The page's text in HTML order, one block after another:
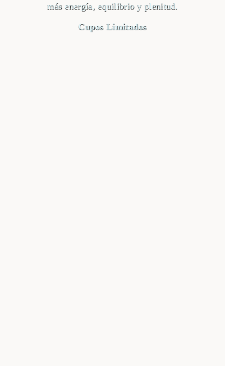
más energía, equilibrio y plenitud.
Cupos Limitados